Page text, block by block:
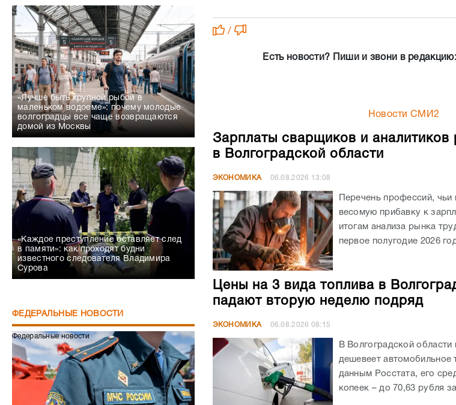
«Лучше быть крупной рыбой в
маленьком водоеме»: почему молодые
волгоградцы все чаще возвращаются
домой из Москвы
«Каждое преступление оставляет след
в памяти»: как проходят будни
известного следователя Владимира
Сурова
ФЕДЕРАЛЬНЫЕ НОВОСТИ
Федеральные новости
/
Есть новости? Пиши и звони в
Новости СМИ2
Зарплаты сварщиков и аналитиков
в Волгоградской области
ЭКОНОМИКА 06.08.2026 13:08
Перечень профессий,
весомую прибавку к
итогам анализа рынка
первое полугодие 2026
Цены на 3 вида топлива в
падают вторую неделю подряд
ЭКОНОМИКА 06.08.2026 08:15
В Волгоградской
дешевеет автомобильное
данным Росстата, его
копеек – до 70,63 рубля